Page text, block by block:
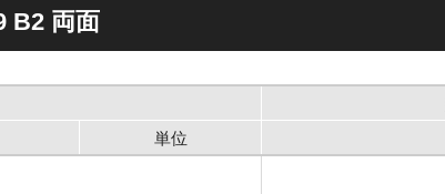
B2 両面
単位